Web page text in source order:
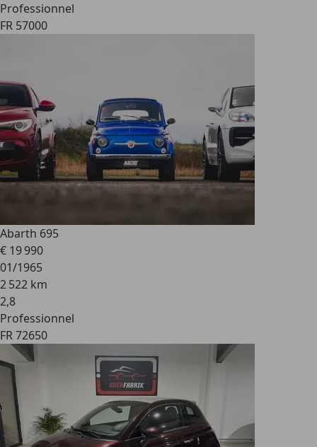
Professionnel
FR 57000
Abarth 695
€ 19 990
01/1965
2 522 km
2,8
Professionnel
FR 72650